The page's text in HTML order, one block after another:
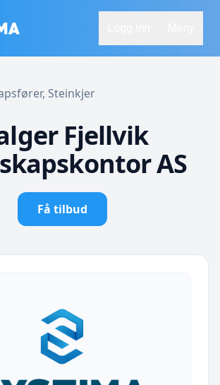
Steinkjer
Fjellvik
AS
Få tilbud